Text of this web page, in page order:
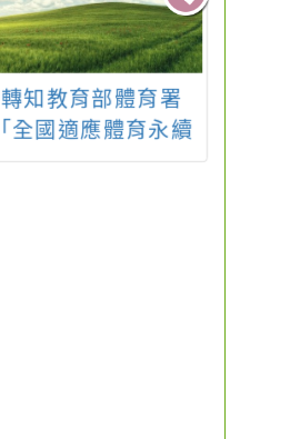
轉知教育部體育署
「全國適應體育永續